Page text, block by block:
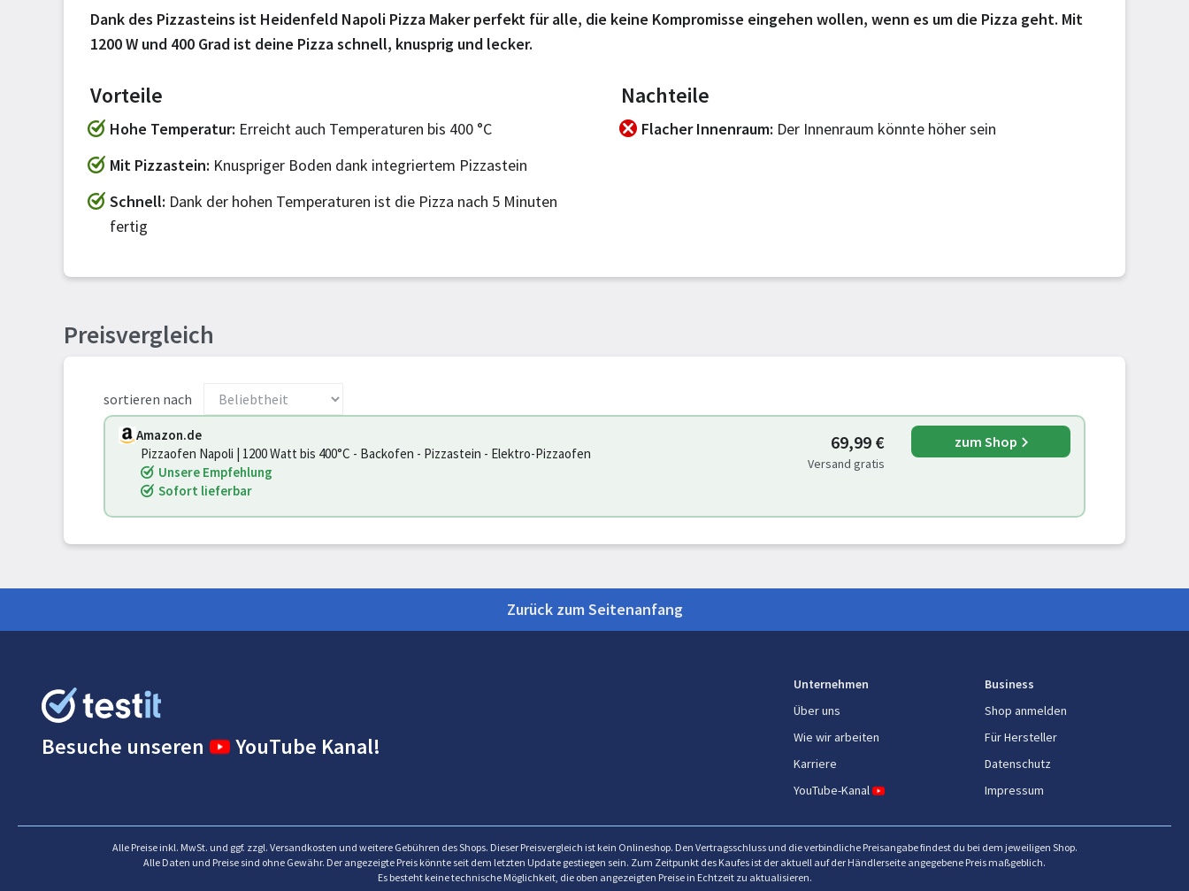
Dank des Pizzasteins ist Heidenfeld Napoli Pizza Maker perfekt für alle, die keine Kompromisse eingehen wollen, wenn es um die Pizza geht. Mit
1200 W und 400 Grad ist deine Pizza schnell, knusprig und lecker.
Vorteile
Hohe Temperatur Erreicht auch Temperaturen bis 400 °C
Mit Pizzastein Knuspriger Boden dank integriertem Pizzastein
Schnell Dank der hohen Temperaturen ist die Pizza nach 5 Minuten
fertig
Nachteile
Flacher Innenraum Der Innenraum könnte höher sein
Preisvergleich
sortieren nach
Amazon.de
Pizzaofen Napoli | 1200 Watt bis 400°C - Backofen - Pizzastein - Elektro-Pizzaofen
Unsere Empfehlung
Sofort lieferbar
69,99 €
Versand gratis
zum Shop
Zurück zum Seitenanfang
Besuche unseren YouTube Kanal!
Unternehmen
Über uns
Wie wir arbeiten
Karriere
YouTube-Kanal
Business
Shop anmelden
Für Hersteller
Datenschutz
Impressum
Alle Preise inkl. MwSt. und ggf. zzgl. Versandkosten und weitere Gebühren des Shops. Dieser Preisvergleich ist kein Onlineshop. Den Vertragsschluss und die verbindliche Preisangabe findest du bei dem jeweiligen Shop.
Alle Daten und Preise sind ohne Gewähr. Der angezeigte Preis könnte seit dem letzten Update gestiegen sein. Zum Zeitpunkt des Kaufes ist der aktuell auf der Händlerseite angegebene Preis maßgeblich.
Es besteht keine technische Möglichkeit, die oben angezeigten Preise in Echtzeit zu aktualisieren.